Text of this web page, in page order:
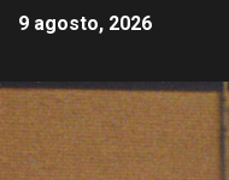
9 agosto, 2026